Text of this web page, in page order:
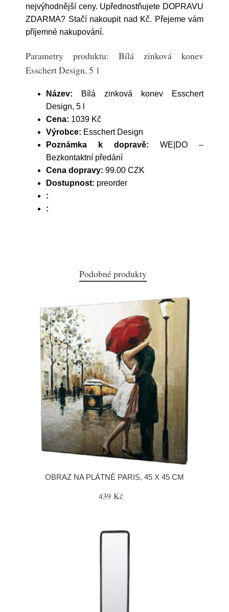
nejvýhodnější ceny. Upřednostňujete DOPRAVU
ZDARMA? Stačí nakoupit nad Kč. Přejeme vám
příjemné nakupování.
Parametry produktu: Bílá zinková konev
Esschert Design, 5 l
Název: Bílá zinková konev Esschert
Design, 5 l
Cena: 1039 Kč
Výrobce: Esschert Design
Poznámka k dopravě: WE|DO –
Bezkontaktní předání
Cena dopravy: 99.00 CZK
Dostupnost: preorder
:
:
Podobné produkty
OBRAZ NA PLÁTNĚ PARIS, 45 X 45 CM
439 Kč